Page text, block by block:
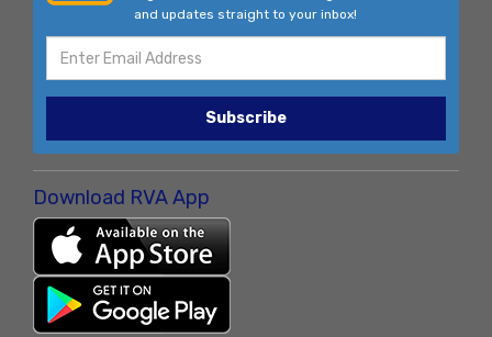
and updates straight to your inbox!
Subscribe
Download RVA App